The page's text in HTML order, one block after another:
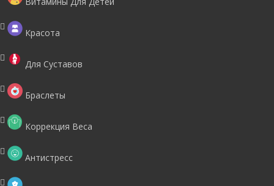
Красота
Для Суставов
Браслеты
Коррекция Веса
Антистресс